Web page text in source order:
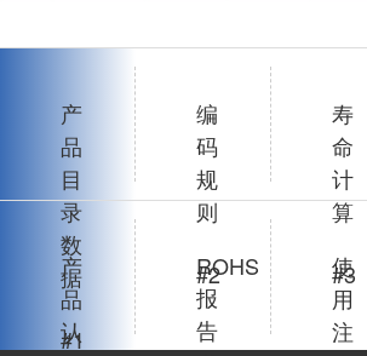
产
品
目
录
数
据
#1
编
码
规
则
#2
寿
命
计
算
#3
产
品
认
ROHS
报
告
使
用
注